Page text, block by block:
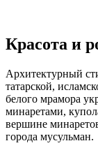
Красота и
Архитектурный
татарской,
белого мрамора
минаретами,
вершине
города мусульман.